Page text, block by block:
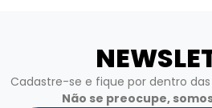
Cadastre-se e fique por dentro
Não se preocupe,